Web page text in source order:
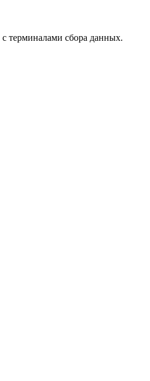
терминалами сбора данных.